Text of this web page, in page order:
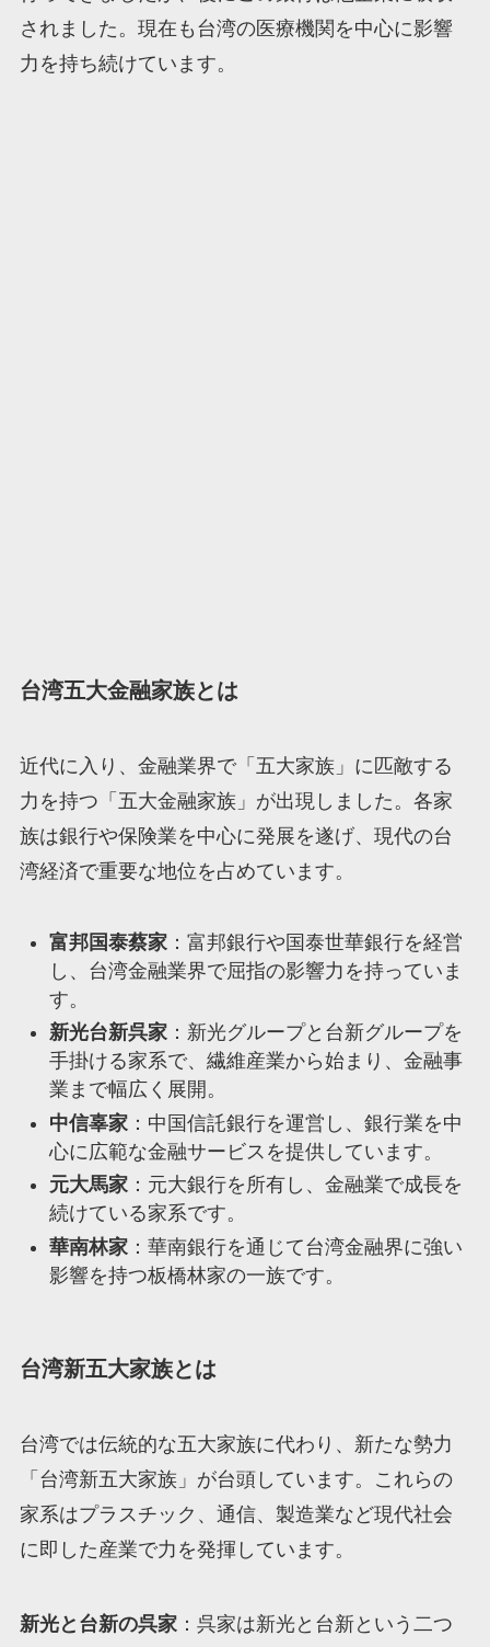
されました。現在も台湾の医療機関を中心に影響
力を持ち続けています。
台湾五大金融家族とは
近代に入り、金融業界で「五大家族」に匹敵する
力を持つ「五大金融家族」が出現しました。各家
族は銀行や保険業を中心に発展を遂げ、現代の台
湾経済で重要な地位を占めています。
富邦国泰蔡家：富邦銀行や国泰世華銀行を経営
し、台湾金融業界で屈指の影響力を持っていま
す。
新光台新呉家：新光グループと台新グループを
手掛ける家系で、繊維産業から始まり、金融事
業まで幅広く展開。
中信辜家：中国信託銀行を運営し、銀行業を中
心に広範な金融サービスを提供しています。
元大馬家：元大銀行を所有し、金融業で成長を
続けている家系です。
華南林家：華南銀行を通じて台湾金融界に強い
影響を持つ板橋林家の一族です。
台湾新五大家族とは
台湾では伝統的な五大家族に代わり、新たな勢力
「台湾新五大家族」が台頭しています。これらの
家系はプラスチック、通信、製造業など現代社会
に即した産業で力を発揮しています。
新光と台新の呉家：呉家は新光と台新という二つ